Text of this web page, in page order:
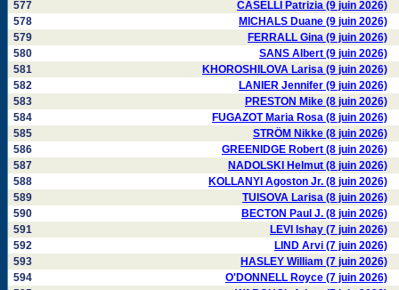
577
CASELLI Patrizia (9 juin 2026)
578
MICHALS Duane (9 juin 2026)
579
FERRALL Gina (9 juin 2026)
580
SANS Albert (9 juin 2026)
581
KHOROSHILOVA Larisa (9 juin 2026)
582
LANIER Jennifer (9 juin 2026)
583
PRESTON Mike (8 juin 2026)
584
FUGAZOT Maria Rosa (8 juin 2026)
585
STRÖM Nikke (8 juin 2026)
586
GREENIDGE Robert (8 juin 2026)
587
NADOLSKI Helmut (8 juin 2026)
588
KOLLANYI Agoston Jr. (8 juin 2026)
589
TUISOVA Larisa (8 juin 2026)
590
BECTON Paul J. (8 juin 2026)
591
LEVI Ishay (7 juin 2026)
592
LIND Arvi (7 juin 2026)
593
HASLEY William (7 juin 2026)
594
O'DONNELL Royce (7 juin 2026)